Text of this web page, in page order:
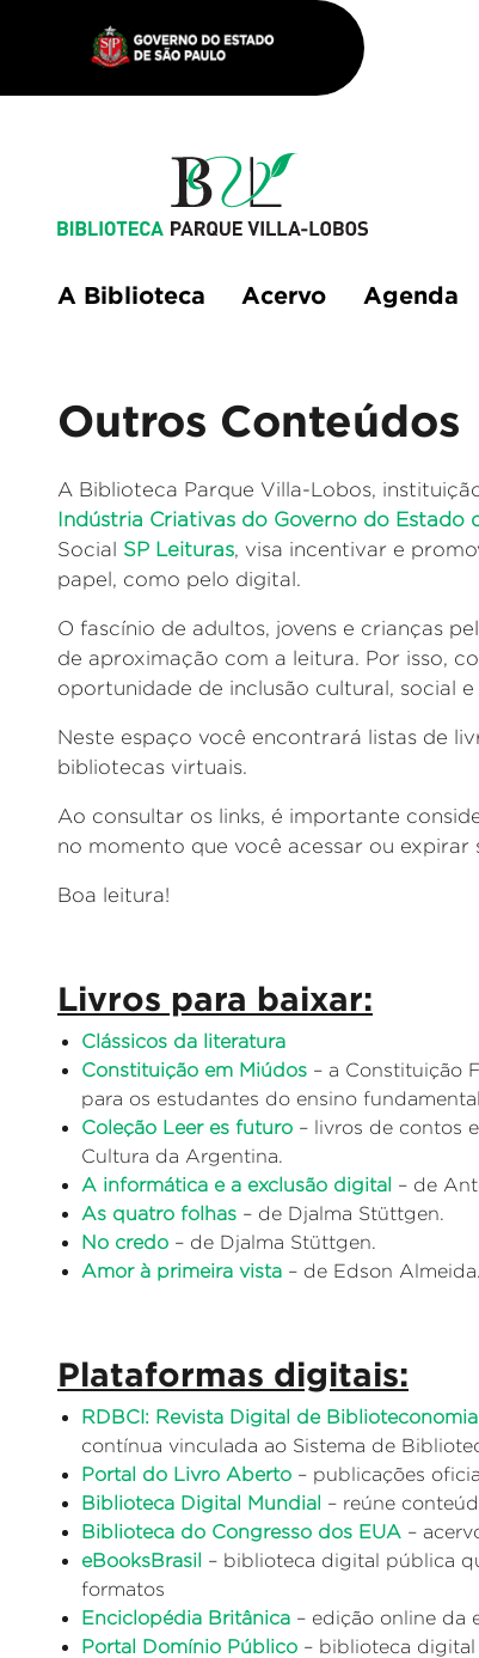
A Biblioteca Acervo Agenda
Outros Conteúdos
A Biblioteca Parque Villa-Lobos,
Indústria Criativas do Governo do Estado
Social SP Leituras, visa incentivar e
papel, como pelo digital.
O fascínio de adultos, jovens e crianças
de aproximação com a leitura. Por isso,
oportunidade de inclusão cultural, social
Neste espaço você encontrará listas de
bibliotecas virtuais.
Ao consultar os links, é importante
no momento que você acessar ou expirar
Boa leitura!
Livros para baixar:
Clássicos da literatura
Constituição em Miúdos – a Constituição
para os estudantes do ensino
Coleção Leer es futuro – livros de contos
Cultura da Argentina.
A informática e a exclusão digital – de
As quatro folhas – de Djalma Stüttgen.
No credo – de Djalma Stüttgen.
Amor à primeira vista – de Edson Almeida.
Plataformas digitais:
RDBCI: Revista Digital de
contínua vinculada ao Sistema de
Portal do Livro Aberto – publicações
Biblioteca Digital Mundial – reúne
Biblioteca do Congresso dos EUA –
eBooksBrasil – biblioteca digital pública
formatos
Enciclopédia Britânica – edição online da
Portal Domínio Público – biblioteca digital